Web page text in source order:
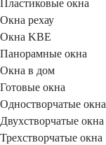
Пластиковые окна
Окна рехау
Окна KBE
Панорамные окна
Окна в дом
Готовые окна
Одностворчатые окна
Двухстворчатые окна
Трехстворчатые окна